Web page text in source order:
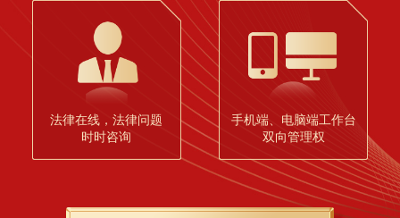
法律在线，法律问题
时时咨询
手机端、电脑端工作台
双向管理权